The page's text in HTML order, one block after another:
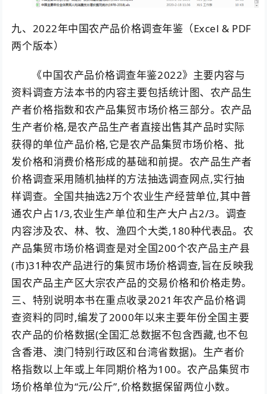
九、2022年中国农产品价格调查年鉴（Excel & PDF
两个版本）
《中国农产品价格调查年鉴2022》主要内容与
资料调查方法本书的内容主要包括统计图、农产品生
产者价格指数和农产品集贸市场价格三部分。农产品
生产者价格,是农产品生产者直接出售其产品时实际
获得的单位产品价格,它是农产品集贸市场价格、批
发价格和消费价格形成的基础和前提。农产品生产者
价格调查采用随机抽样的方法抽选调查网点,实行抽
样调查。全国共抽选2万个农业生产经营单位,其中普
通农户占1/3,农业生产单位和生产大户占2/3。调查
内容涉及农、林、牧、渔四个大类,180种代表品。农
产品集贸市场价格调查是对全国200个农产品主产县
(市)31种农产品进行的集贸市场价格调查,旨在反映我
国农产品主产区大宗农产品的交易价格和价格走势。
三、特别说明本书在重点收录2021年农产品价格调
查资料的同时,编发了2000年以来主要年份全国主要
农产品的价格数据(全国汇总数据不包含西藏,也不包
含香港、澳门特别行政区和台湾省数据)。生产者价
格指数以上年或上年同期价格为100。农产品集贸市
场价格单位为“元/公斤”,价格数据保留两位小数。